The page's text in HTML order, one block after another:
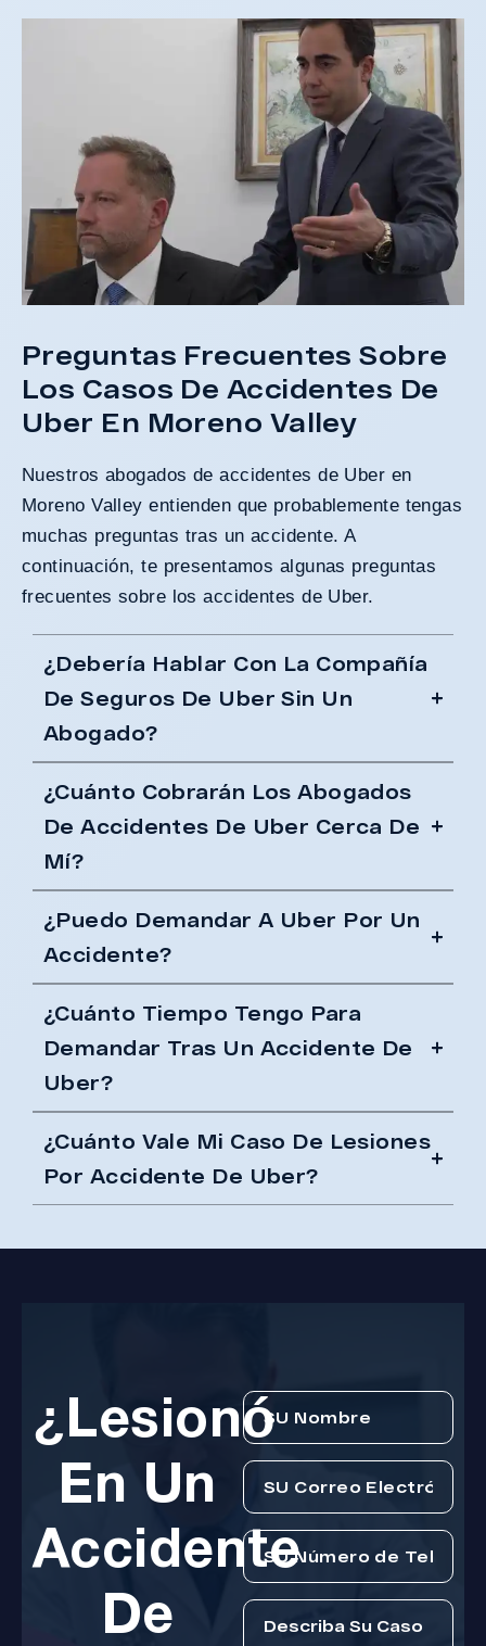
Preguntas Frecuentes Sobre
Los Casos De Accidentes De
Uber En Moreno Valley
Nuestros abogados de accidentes de Uber en
Moreno Valley entienden que probablemente tengas
muchas preguntas tras un accidente. A
continuación, te presentamos algunas preguntas
frecuentes sobre los accidentes de Uber.
¿Debería Hablar Con La Compañía
De Seguros De Uber Sin Un
Abogado?
¿Cuánto Cobrarán Los Abogados
De Accidentes De Uber Cerca De
Mí?
¿Puedo Demandar A Uber Por Un
Accidente?
¿Cuánto Tiempo Tengo Para
Demandar Tras Un Accidente De
Uber?
¿Cuánto Vale Mi Caso De Lesiones
Por Accidente De Uber?
¿Lesionó
En Un
Accidente
De